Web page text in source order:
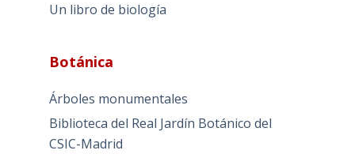
Un libro de biología
Botánica
Árboles monumentales
Biblioteca del Real Jardín Botánico del
CSIC-Madrid